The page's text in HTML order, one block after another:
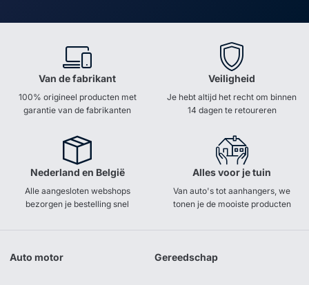
Van de fabrikant
100% origineel producten met
garantie van de fabrikanten
Veiligheid
Je hebt altijd het recht om binnen
14 dagen te retoureren
Nederland en België
Alle aangesloten webshops
bezorgen je bestelling snel
Alles voor je tuin
Van auto's tot aanhangers, we
tonen je de mooiste producten
Auto motor Gereedschap